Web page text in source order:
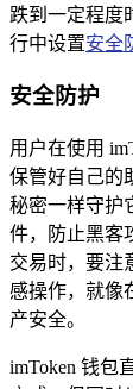
跌到一定程度
行中设置安全
安全防护
用户在使用
保管好自己的
秘密一样守护
件，防止黑客
交易时，要注
感操作，就像
产安全。
imToken 钱包